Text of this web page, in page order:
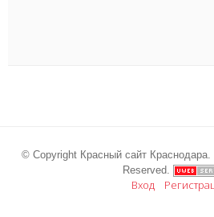
© Copyright Красный сайт
Reserved.
Вход